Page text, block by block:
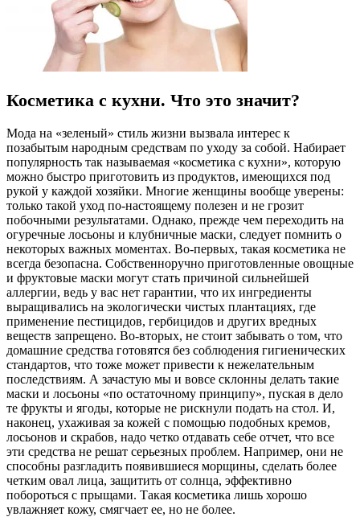
Косметика с кухни. Что это значит?
Мода на «зеленый» стиль жизни вызвала интерес к
позабытым народным средствам по уходу за собой. Набирает
популярность так называемая «косметика с кухни», которую
можно быстро приготовить из продуктов, имеющихся под
рукой у каждой хозяйки. Многие женщины вообще уверены:
только такой уход по-настоящему полезен и не грозит
побочными результатами. Однако, прежде чем переходить на
огуречные лосьоны и клубничные маски, следует помнить о
некоторых важных моментах. Во-первых, такая косметика не
всегда безопасна. Собственноручно приготовленные овощные
и фруктовые маски могут стать причиной сильнейшей
аллергии, ведь у вас нет гарантии, что их ингредиенты
выращивались на экологически чистых плантациях, где
применение пестицидов, гербицидов и других вредных
веществ запрещено. Во-вторых, не стоит забывать о том, что
домашние средства готовятся без соблюдения гигиенических
стандартов, что тоже может привести к нежелательным
последствиям. А зачастую мы и вовсе склонны делать такие
маски и лосьоны «по остаточному принципу», пуская в дело
те фрукты и ягоды, которые не рискнули подать на стол. И,
наконец, ухаживая за кожей с помощью подобных кремов,
лосьонов и скрабов, надо четко отдавать себе отчет, что все
эти средства не решат серьезных проблем. Например, они не
способны разгладить появившиеся морщины, сделать более
четким овал лица, защитить от солнца, эффективно
побороться с прыщами. Такая косметика лишь хорошо
увлажняет кожу, смягчает ее, но не более.